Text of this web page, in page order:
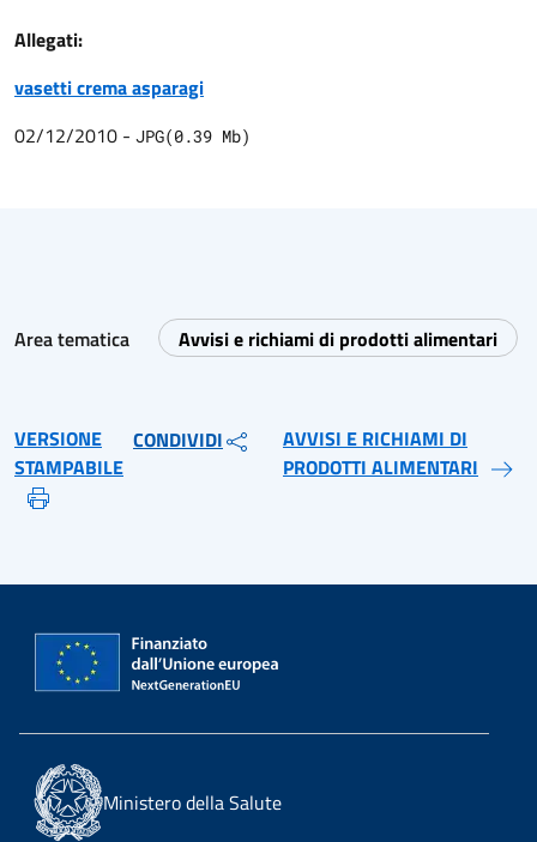
Allegati:
vasetti crema asparagi
02/12/2010 - JPG(0.39 Mb)
Area tematica Avvisi e richiami di prodotti alimentari
VERSIONE
STAMPABILE
CONDIVIDI
AVVISI E RICHIAMI DI
PRODOTTI ALIMENTARI
Ministero della Salute